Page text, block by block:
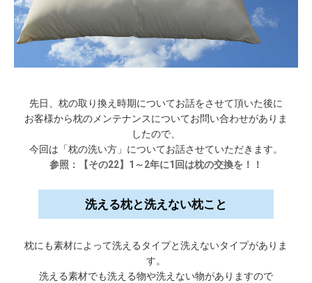
先日、枕の取り換え時期についてお話をさせて頂いた後に
お客様から枕のメンテナンスについてお問い合わせがありま
したので、
今回は「枕の洗い方」についてお話させていただきます。
参照：【その22】1～2年に1回は枕の交換を！！
洗える枕と洗えない枕こと
枕にも素材によって洗えるタイプと洗えないタイプがありま
す。
洗える素材でも洗える物や洗えない物がありますので